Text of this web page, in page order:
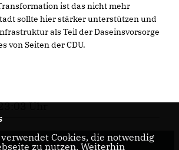
ist das nicht mehr
sollte hier stärker unterstützen und
als Teil der Daseinsvorsorge
von Seiten der CDU.
Uhr
Cookies, die notwendig
zu nutzen. Weiterhin